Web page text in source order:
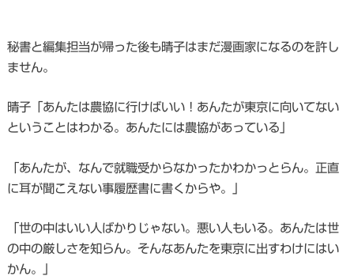
秘書と編集担当が帰った後も晴子はまだ漫画家になるのを許し
ません。
晴子「あんたは農協に行けばいい！あんたが東京に向いてない
ということはわかる。あんたには農協があっている」
「あんたが、なんで就職受からなかったかわかっとらん。正直
に耳が聞こえない事履歴書に書くからや。」
「世の中はいい人ばかりじゃない。悪い人もいる。あんたは世
の中の厳しさを知らん。そんなあんたを東京に出すわけにはい
かん。」